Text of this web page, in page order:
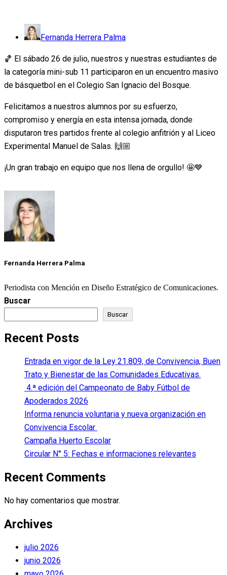
Fernanda Herrera Palma
🏀 El sábado 26 de julio, nuestros y nuestras estudiantes de
la categoría mini-sub 11 participaron en un encuentro masivo
de básquetbol en el Colegio San Ignacio del Bosque.
Felicitamos a nuestros alumnos por su esfuerzo,
compromiso y energía en esta intensa jornada, donde
disputaron tres partidos frente al colegio anfitrión y al Liceo
Experimental Manuel de Salas. 🙌🏼
¡Un gran trabajo en equipo que nos llena de orgullo! 🤩💙
Fernanda Herrera Palma
Periodista con Mención en Diseño Estratégico de Comunicaciones.
Buscar
Buscar
Recent Posts
Entrada en vigor de la Ley 21.809, de Convivencia, Buen
Trato y Bienestar de las Comunidades Educativas.
4.ª edición del Campeonato de Baby Fútbol de
Apoderados 2026
Informa renuncia voluntaria y nueva organización en
Convivencia Escolar
Campaña Huerto Escolar
Circular N° 5: Fechas e informaciones relevantes
Recent Comments
No hay comentarios que mostrar.
Archives
julio 2026
junio 2026